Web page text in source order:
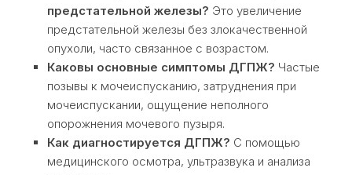
предстательной железы? Это увеличение
предстательной железы без злокачественной
опухоли, часто связанное с возрастом.
Каковы основные симптомы ДГПЖ? Частые
позывы к мочеиспусканию, затруднения при
мочеиспускании, ощущение неполного
опорожнения мочевого пузыря.
Как диагностируется ДГПЖ? С помощью
медицинского осмотра, ультразвука и анализа